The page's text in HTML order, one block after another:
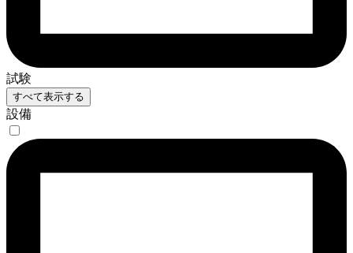
試験
すべて表示する
設備